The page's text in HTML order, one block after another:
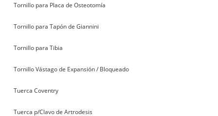
Tornillo para Placa de Osteotomía
Tornillo para Tapón de Giannini
Tornillo para Tibia
Tornillo Vástago de Expansión / Bloqueado
Tuerca Coventry
Tuerca p/Clavo de Artrodesis